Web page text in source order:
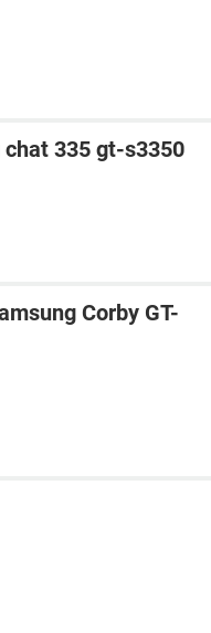
335 gt-s3350
Corby GT-